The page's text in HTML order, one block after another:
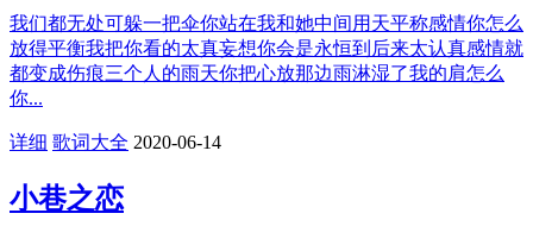
我们都无处可躲一把伞你站在我和她中间用天平称感情你怎么
放得平衡我把你看的太真妄想你会是永恒到后来太认真感情就
都变成伤痕三个人的雨天你把心放那边雨淋湿了我的肩怎么
你...
详细 歌词大全 2020-06-14
小巷之恋